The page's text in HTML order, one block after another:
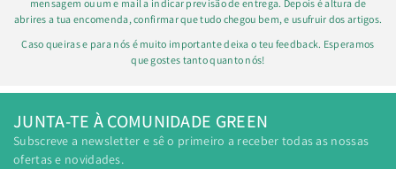
mensagem ou um e mail a indicar previsão de entrega. Depois é altura de
abrires a tua encomenda, confirmar que tudo chegou bem, e usufruir dos artigos.
Caso queiras e para nós é muito importante deixa o teu feedback. Esperamos
que gostes tanto quanto nós!
JUNTA-TE À COMUNIDADE GREEN
Subscreve a newsletter e sê o primeiro a receber todas as nossas
ofertas e novidades.